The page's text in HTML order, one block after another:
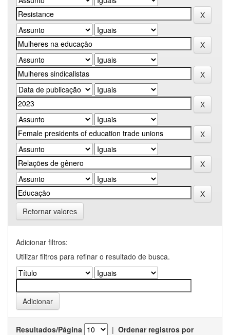
Retornar valores
Adicionar filtros:
Utilizar filtros para refinar o resultado de busca.
Resultados/Página | Ordenar registros por